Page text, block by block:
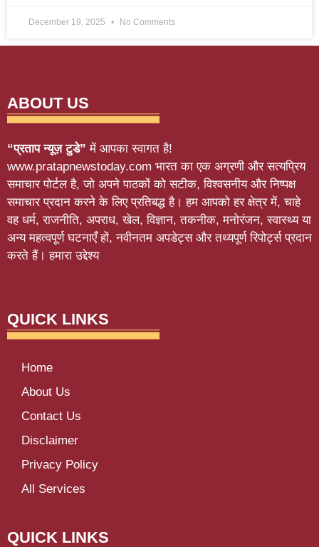
December 19, 2025 No Comments
ABOUT US
“प्रताप न्यूज़ टुडे” में आपका स्वागत है!
www.pratapnewstoday.com भारत का एक अग्रणी और सत्यप्रिय
समाचार पोर्टल है, जो अपने पाठकों को सटीक, विश्वसनीय और निष्पक्ष
समाचार प्रदान करने के लिए प्रतिबद्ध है। हम आपको हर क्षेत्र में, चाहे
वह धर्म, राजनीति, अपराध, खेल, विज्ञान, तकनीक, मनोरंजन, स्वास्थ्य या
अन्य महत्वपूर्ण घटनाएँ हों, नवीनतम अपडेट्स और तथ्यपूर्ण रिपोर्ट्स प्रदान
करते हैं। हमारा उद्देश्य
QUICK LINKS
Home
About Us
Contact Us
Disclaimer
Privacy Policy
All Services
QUICK LINKS